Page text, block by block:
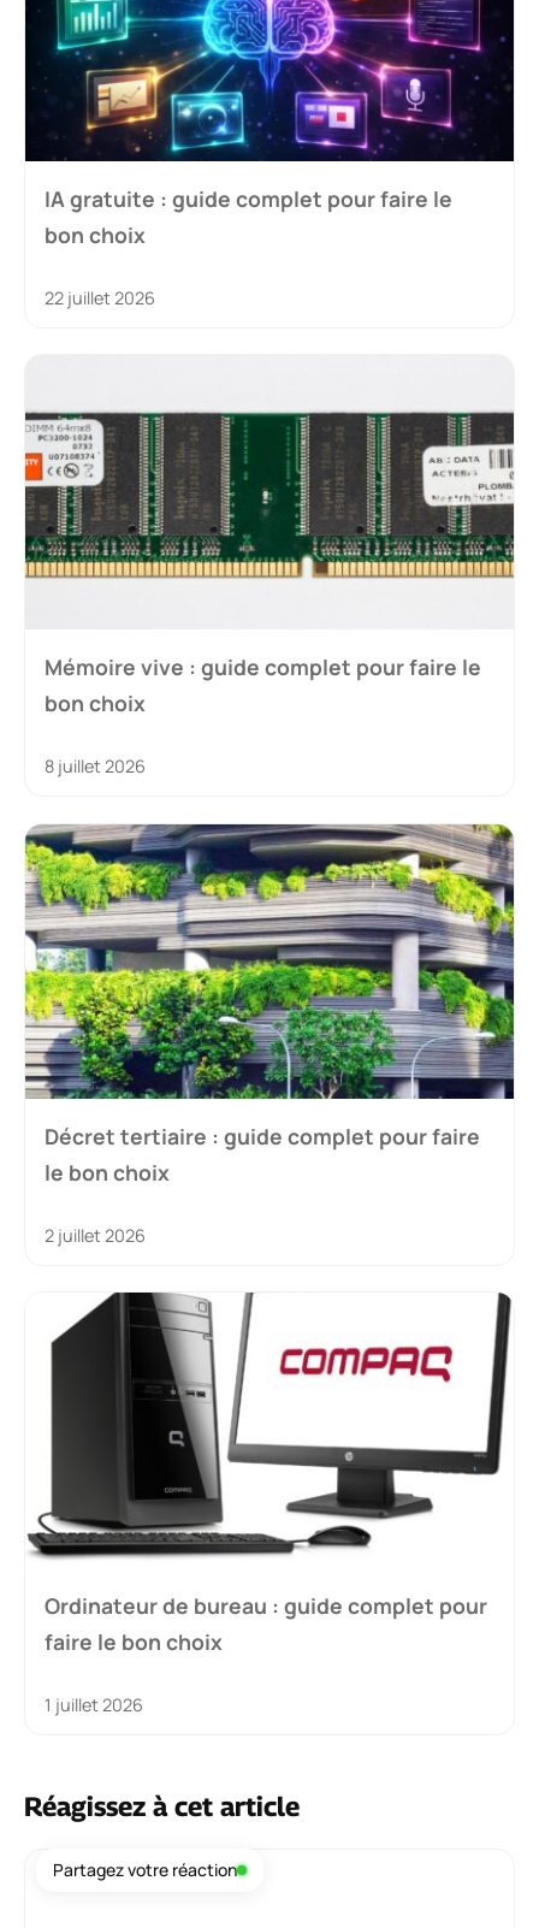
IA gratuite : guide complet pour faire le
bon choix
22 juillet 2026
Mémoire vive : guide complet pour faire le
bon choix
8 juillet 2026
Décret tertiaire : guide complet pour faire
le bon choix
2 juillet 2026
Ordinateur de bureau : guide complet pour
faire le bon choix
1 juillet 2026
Réagissez à cet article
Commentaire
Partagez votre réaction